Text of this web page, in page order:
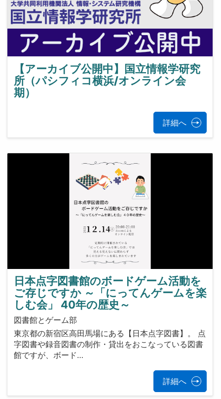
【アーカイブ公開中】国立情報学研究
所（パシフィコ横浜/オンライン会
期）
詳細へ
日本点字図書館のボードゲーム活動を
ご存じですか ～「にってんゲームを楽
しむ会」 40年の歴史～
図書館とゲーム部
東京都の新宿区高田馬場にある【日本点字図書】。 点
字図書や録音図書の制作・貸出をおこなっている図書
館ですが、ボード…
詳細へ